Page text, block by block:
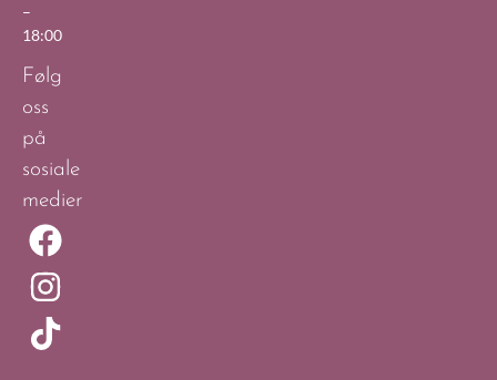
–
18:00
Følg
oss
på
sosiale
medier